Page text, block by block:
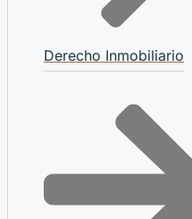
Derecho Inmobiliario